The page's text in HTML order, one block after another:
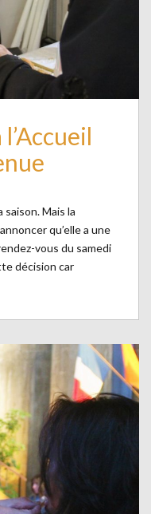
saison. Mais la
qu’elle a une
vous du samedi
décision car